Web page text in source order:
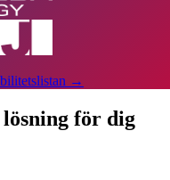
→
för dig